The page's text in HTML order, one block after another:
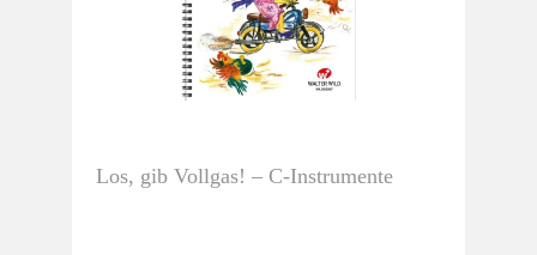
Los, gib Vollgas! – C-Instrumente